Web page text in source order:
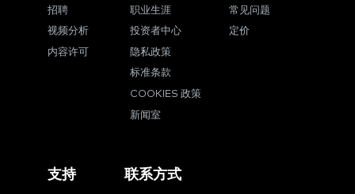
招聘
视频分析
内容许可
职业生涯
投资者中心
隐私政策
标准条款
COOKIES 政策
新闻室
常见问题
定价
支持 联系方式